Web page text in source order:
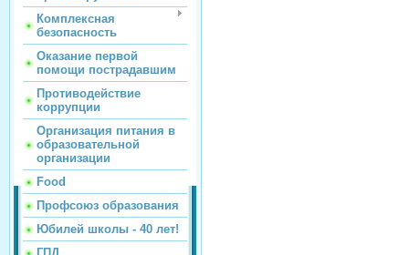
Комплексная
безопасность
Оказание первой
помощи пострадавшим
Противодействие
коррупции
Организация питания в
образовательной
организации
Food
Профсоюз образования
Юбилей школы - 40 лет!